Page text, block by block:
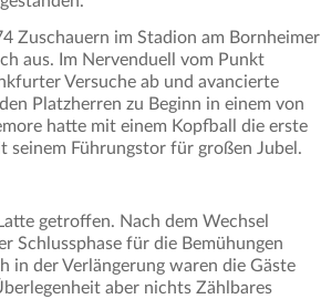
Zuschauern im Stadion am Bornheimer
aus. Im Nervenduell vom Punkt
Versuche ab und avancierte
Platzherren zu Beginn in einem von
hatte mit einem Kopfball die erste
seinem Führungstor für großen Jubel.
getroffen. Nach dem Wechsel
Schlussphase für die Bemühungen
in der Verlängerung waren die Gäste
aber nichts Zählbares